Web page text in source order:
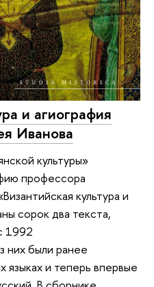
и агиография
Иванова
культуры»
профессора
культура и
сорок два текста,
1992
них были ранее
языках и теперь впервые